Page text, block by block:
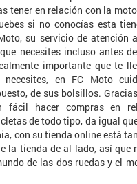
tener en relación con la
si no conocías esta
su servicio de atención
necesites incluso antes
importante que te
necesites, en FC Moto
de sus bolsillos.
fácil hacer compras en
de todo tipo, da igual
con su tienda online está
la tienda de al lado, así que
de las dos ruedas y el